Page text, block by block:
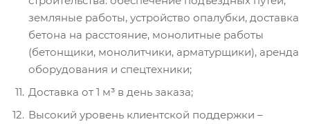
земляные работы, устройство опалубки, доставка
бетона на расстояние, монолитные работы
(бетонщики, монолитчики, арматурщики), аренда
оборудования и спецтехники;
Доставка от 1 м³ в день заказа;
Высокий уровень клиентской поддержки –